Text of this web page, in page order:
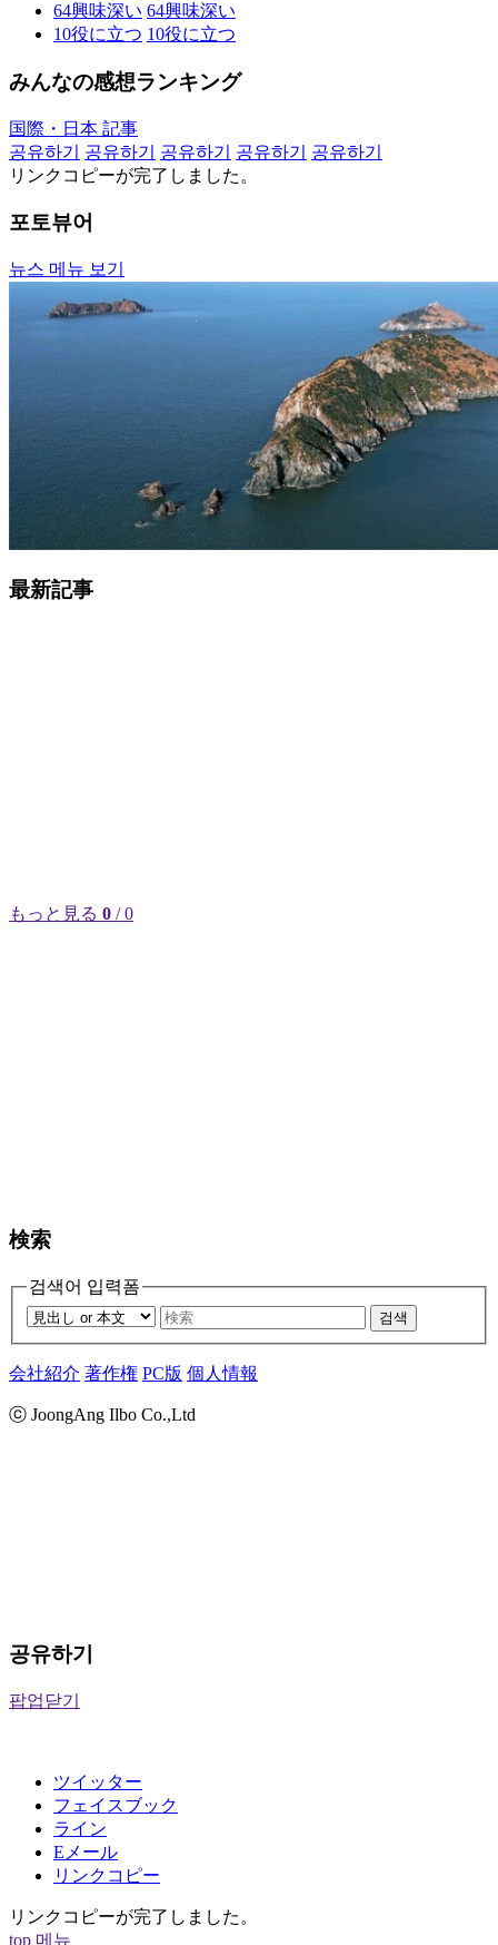
64興味深い 64興味深い
10役に立つ 10役に立つ
みんなの感想ランキング
国際・日本 記事
공유하기
공유하기 공유하기 공유하기
공유하기
リンクコピーが完了しました。
포토뷰어
뉴스 메뉴 보기
最新記事
もっと見る 0 / 0
検索
검색어 입력폼
검색
会社紹介 著作権 PC版 個人情報
ⓒ JoongAng Ilbo Co.,Ltd
공유하기
팝업닫기
ツイッター
フェイスブック
ライン
Eメール
リンクコピー
リンクコピーが完了しました。
top 메뉴